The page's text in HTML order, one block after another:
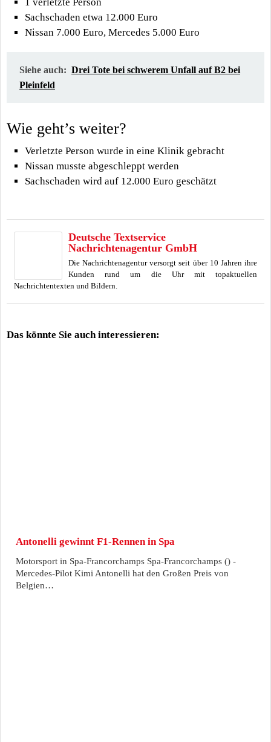
1 verletzte Person
Sachschaden etwa 12.000 Euro
Nissan 7.000 Euro, Mercedes 5.000 Euro
Siehe auch: Drei Tote bei schwerem Unfall auf B2 bei
Pleinfeld
Wie geht’s weiter?
Verletzte Person wurde in eine Klinik gebracht
Nissan musste abgeschleppt werden
Sachschaden wird auf 12.000 Euro geschätzt
Deutsche Textservice
Nachrichtenagentur GmbH
Die Nachrichtenagentur versorgt seit über 10 Jahren ihre
Kunden rund um die Uhr mit topaktuellen
Nachrichtentexten und Bildern.
Das könnte Sie auch interessieren:
Antonelli gewinnt F1-Rennen in Spa
Motorsport in Spa-Francorchamps Spa-Francorchamps () -
Mercedes-Pilot Kimi Antonelli hat den Großen Preis von
Belgien…